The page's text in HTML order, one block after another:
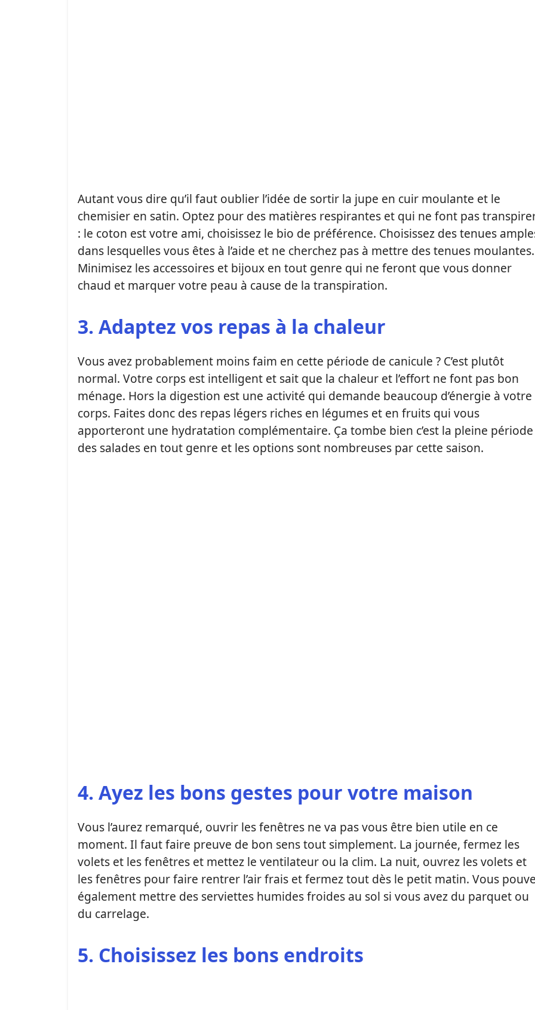
Autant vous dire qu’il faut oublier l’idée de sortir la jupe en cuir moulante et le
chemisier en satin. Optez pour des matières respirantes et qui ne font pas
: le coton est votre ami, choisissez le bio de préférence. Choisissez des tenues
dans lesquelles vous êtes à l’aide et ne cherchez pas à mettre des tenues moulantes.
Minimisez les accessoires et bijoux en tout genre qui ne feront que vous donner
chaud et marquer votre peau à cause de la transpiration.
3. Adaptez vos repas à la chaleur
Vous avez probablement moins faim en cette période de canicule ? C’est plutôt
normal. Votre corps est intelligent et sait que la chaleur et l’effort ne font pas bon
ménage. Hors la digestion est une activité qui demande beaucoup d’énergie à votre
corps. Faites donc des repas légers riches en légumes et en fruits qui vous
apporteront une hydratation complémentaire. Ça tombe bien c’est la pleine période
des salades en tout genre et les options sont nombreuses par cette saison.
4. Ayez les bons gestes pour votre maison
Vous l’aurez remarqué, ouvrir les fenêtres ne va pas vous être bien utile en ce
moment. Il faut faire preuve de bon sens tout simplement. La journée, fermez les
volets et les fenêtres et mettez le ventilateur ou la clim. La nuit, ouvrez les volets et
les fenêtres pour faire rentrer l’air frais et fermez tout dès le petit matin. Vous
également mettre des serviettes humides froides au sol si vous avez du parquet ou
du carrelage.
5. Choisissez les bons endroits